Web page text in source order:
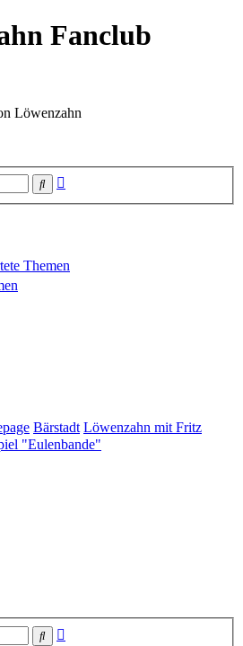
Fanclub
Löwenzahn
Suche
Themen
Bärstadt Löwenzahn mit Fritz
"Eulenbande"
Suche